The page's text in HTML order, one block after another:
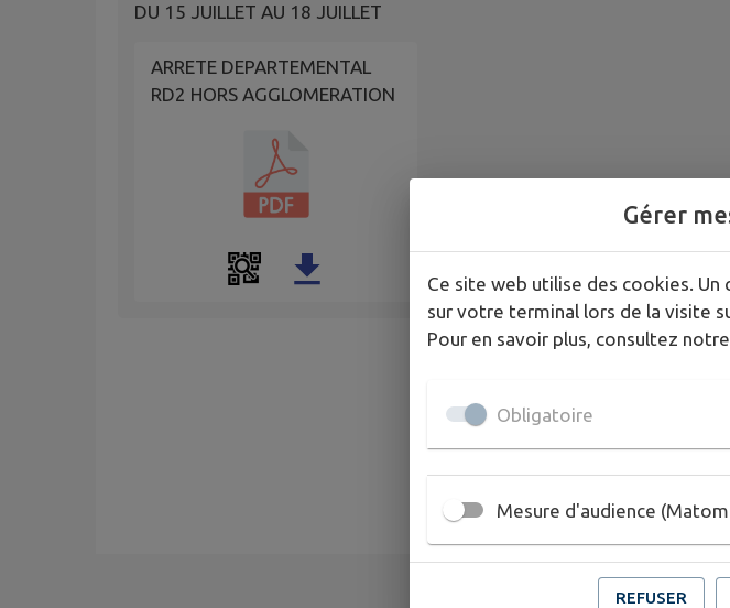
DU 15 JUILLET AU 18 JUILLET
ARRETE DEPARTEMENTAL
RD2 HORS AGGLOMERATION
Gérer
Ce site web utilise des cookies.
sur votre terminal lors de la visite
Pour en savoir plus, consultez notre
Obligatoire
Mesure d'audience
REFUSER